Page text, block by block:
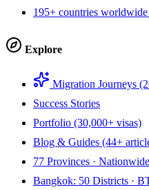
195+ countries
Explore
Migration Journeys
Success Stories
Portfolio (30,000+ visas)
Blog & Guides (44+
77 Provinces · Nationwide
Bangkok: 50 Districts ·